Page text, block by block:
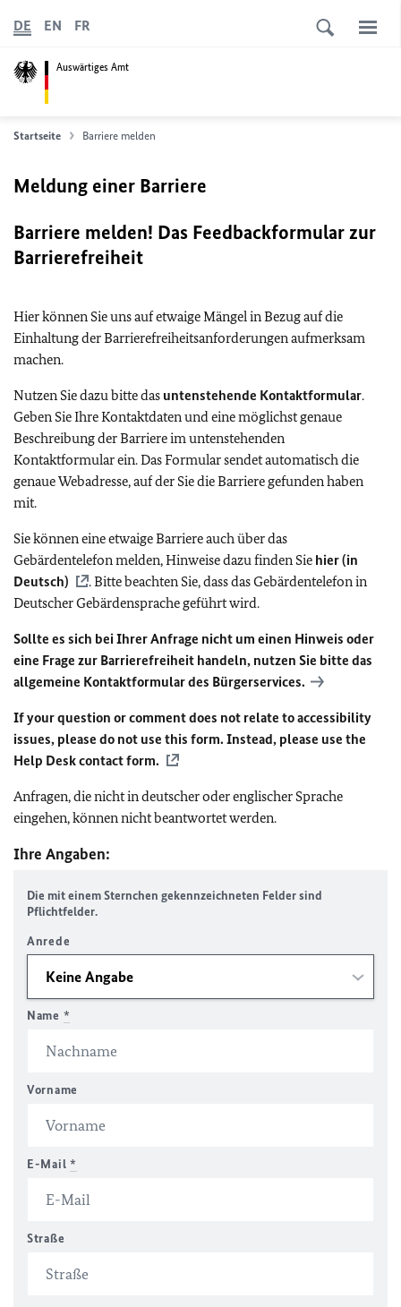
Auswärtiges Amt
DE EN FR
Startseite Barriere melden
Meldung einer Barriere
Barriere melden! Das Feedbackformular zur
Barrierefreiheit
Hier können Sie uns auf etwaige Mängel in Bezug auf die
Einhaltung der Barrierefreiheitsanforderungen aufmerksam
machen.
Nutzen Sie dazu bitte das untenstehende Kontaktformular.
Geben Sie Ihre Kontaktdaten und eine möglichst genaue
Beschreibung der Barriere im untenstehenden
Kontaktformular ein. Das Formular sendet automatisch die
genaue Webadresse, auf der Sie die Barriere gefunden haben
mit.
Sie können eine etwaige Barriere auch über das
Gebärdentelefon melden, Hinweise dazu finden Sie hier (in
Deutsch)
. Bitte beachten Sie, dass das Gebärdentelefon in
Deutscher Gebärdensprache geführt wird.
Sollte es sich bei Ihrer Anfrage nicht um einen Hinweis oder
eine Frage zur Barrierefreiheit handeln, nutzen Sie bitte das
allgemeine Kontaktformular des Bürgerservices.
If your question or comment does not relate to accessibility
issues, please do not use this form. Instead, please use the
Help Desk contact form.
Anfragen, die nicht in deutscher oder englischer Sprache
eingehen, können nicht beantwortet werden.
Ihre Angaben:
Die mit einem Sternchen gekennzeichneten Felder sind
Pflichtfelder.
Anrede
Name *
Vorname
E-Mail *
Straße